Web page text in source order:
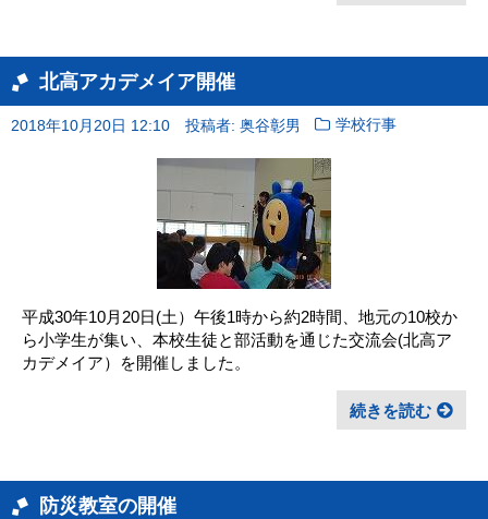
北高アカデメイア開催
2018年10月20日 12:10 投稿者: 奥谷彰男 学校行事
平成30年10月20日(土）午後1時から約2時間、地元の10校か
ら小学生が集い、本校生徒と部活動を通じた交流会(北高ア
カデメイア）を開催しました。
続きを読む
防災教室の開催